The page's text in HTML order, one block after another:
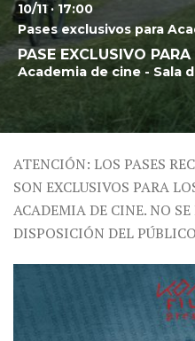
10/11 · 17:00
Pases exclusivos para
PASE EXCLUSIVO
Academia de cine - Sala
ATENCIÓN: LOS PASES
SON EXCLUSIVOS PARA
ACADEMIA DE CINE. NO
DISPOSICIÓN DEL